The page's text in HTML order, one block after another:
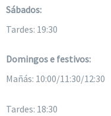
Sábados:
Tardes: 19:30
Domingos e festivos:
Mañás: 10:00/11:30/12:30
Tardes: 18:30